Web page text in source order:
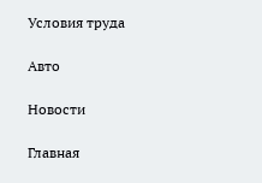
Условия труда
Авто
Новости
Главная